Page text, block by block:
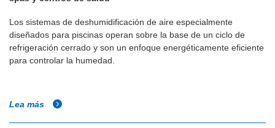
Los sistemas de deshumidificación de aire especialmente
diseñados para piscinas operan sobre la base de un ciclo de
refrigeración cerrado y son un enfoque energéticamente eficiente
para controlar la humedad.
Lea más